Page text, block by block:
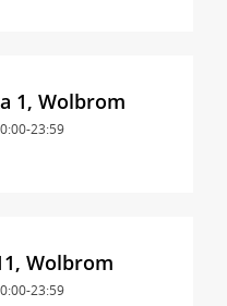
1, Wolbrom
23:59
Wolbrom
23:59